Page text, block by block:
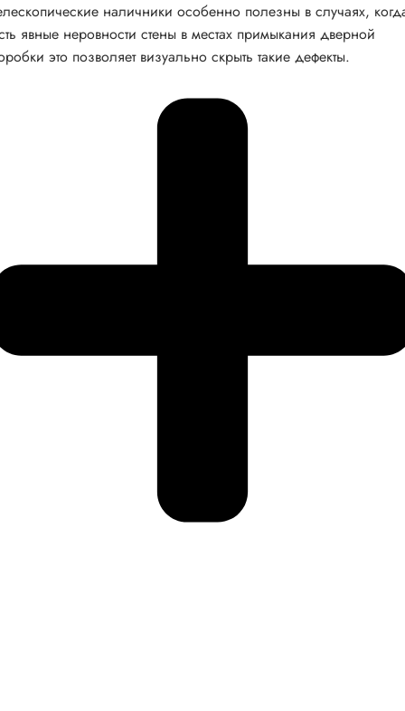
наличники особенно полезны в случаях,
явные неровности стены в местах примыкания дверной
это позволяет визуально скрыть такие дефекты.